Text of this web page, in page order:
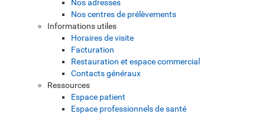
Nos adresses
Nos centres de prélèvements
Informations utiles
Horaires de visite
Facturation
Restauration et espace commercial
Contacts généraux
Ressources
Espace patient
Espace professionnels de santé